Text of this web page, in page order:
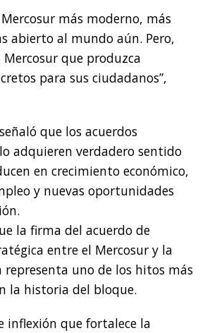
más moderno, más
abierto al mundo aún. Pero,
que produzca
para sus ciudadanos”,
que los acuerdos
adquieren verdadero sentido
en crecimiento económico,
y nuevas oportunidades
la firma del acuerdo de
entre el Mercosur y la
representa uno de los hitos más
la historia del bloque.
inflexión que fortalece la